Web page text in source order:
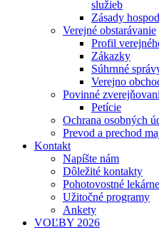
služieb
Zásady
Verejné obstarávanie
Profil
Zákazky
Súhrnné
Verejno
Povinné
Petície
Ochrana osobných
Prevod a prechod
Kontakt
Napíšte nám
Dôležité kontakty
Pohotovostné lekárne
Užitočné programy
Ankety
VOĽBY 2026